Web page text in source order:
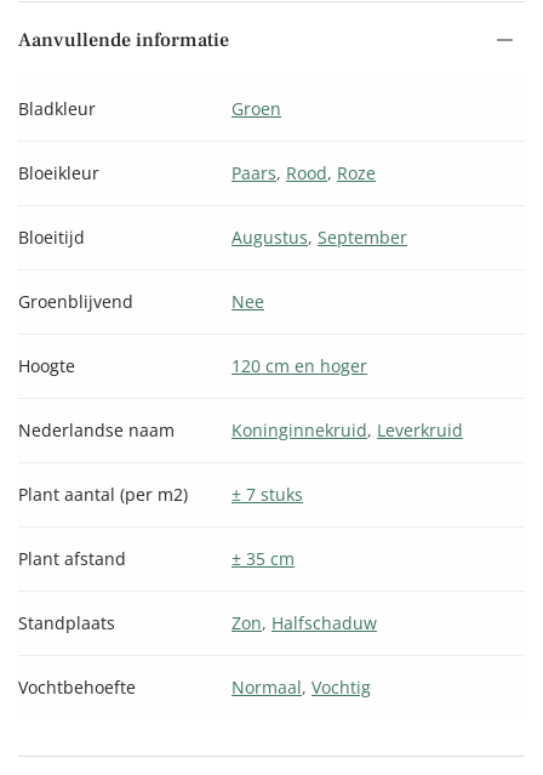
Aanvullende informatie
Bladkleur Groen
Bloeikleur Paars, Rood, Roze
Bloeitijd Augustus,September
Groenblijvend Nee
Hoogte 120 cm en hoger
Nederlandse naam Koninginnekruid, Leverkruid
Plant aantal (per m2) ± 7 stuks
Plant afstand ± 35 cm
Standplaats Zon, Halfschaduw
Vochtbehoefte Normaal,Vochtig